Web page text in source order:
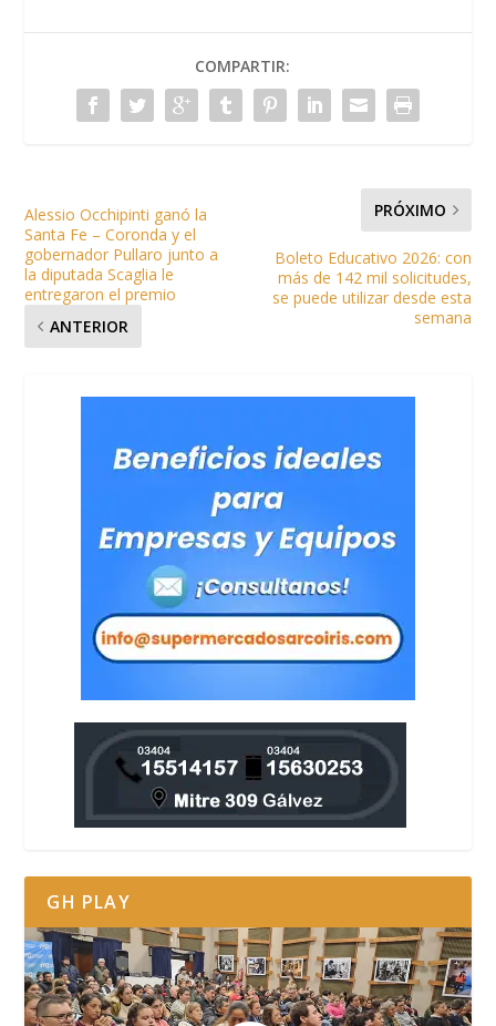
COMPARTIR:
Alessio Occhipinti ganó la
Santa Fe – Coronda y el
gobernador Pullaro junto a
la diputada Scaglia le
entregaron el premio
ANTERIOR
PRÓXIMO
Boleto Educativo 2026: con
más de 142 mil solicitudes,
se puede utilizar desde esta
semana
GH PLAY